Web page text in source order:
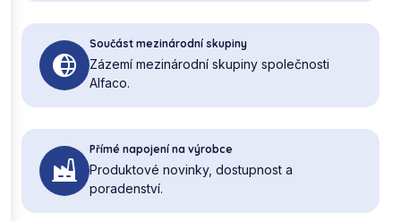
Součást mezinárodní skupiny
Zázemí mezinárodní skupiny společnosti
Alfaco.
Přímé napojení na výrobce
Produktové novinky, dostupnost a
poradenství.